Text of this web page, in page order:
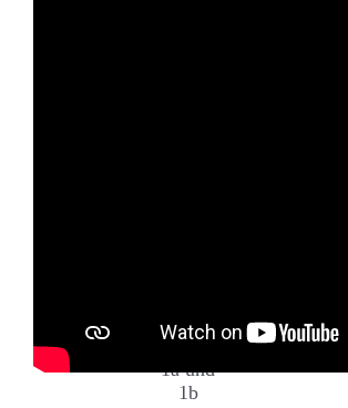
Sommerferien!
Klassen
1a
vom
Sportfest